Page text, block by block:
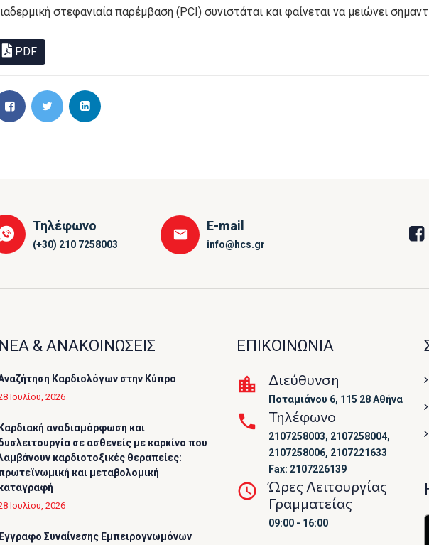
στεφανιαία παρέμβαση (PCI) συνιστάται και φαίνεται να μειώνει
PDF
Τηλέφωνο
(+30) 210 7258003
E-mail
info@hcs.gr
ΝΕΑ & ΑΝΑΚΟΙΝΩΣΕΙΣ
Καρδιολόγων στην Κύπρο
Ιουλίου, 2026
Καρδιακή αναδιαμόρφωση και
σε ασθενείς με καρκίνο που
καρδιοτοξικές θεραπείες:
και μεταβολομική
Ιουλίου, 2026
Συναίνεσης Εμπειρογνωμόνων
ΕΠΙΚΟΙΝΩΝΙΑ
Διεύθυνση
Ποταμιάνου 6, 115 28 Αθήνα
Τηλέφωνο
2107258003, 2107258004,
2107258006, 2107221633
Fax: 2107226139
Ώρες Λειτουργίας
Γραμματείας
09:00 - 16:00